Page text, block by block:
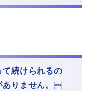
続けられるの
ありません。￼